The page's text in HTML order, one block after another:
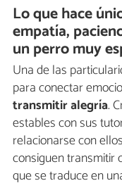
Lo que hace
empatía,
un perro muy
Una de las
para conectar
transmitir alegría.
estables con sus
relacionarse con
consiguen transmitir
que se traduce en